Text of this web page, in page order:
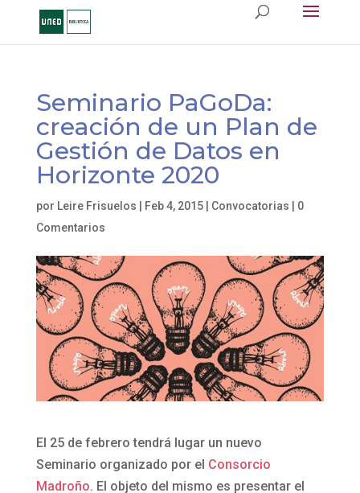
Seminario PaGoDa:
creación de un Plan de
Gestión de Datos en
Horizonte 2020
por Leire Frisuelos Feb 4, 2015| Convocatorias
0
Comentarios
El 25 de febrero tendrá lugar un nuevo
Seminario organizado por el Consorcio
Madroño. El objeto del mismo es presentar el